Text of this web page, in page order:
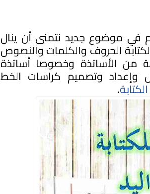
في موضوع جديد نتمنى أن ينال
الحروف والكلمات والنصوص
الأساتذة وخصوصا أساتذة
وإعداد وتصميم كراسات الخط
.